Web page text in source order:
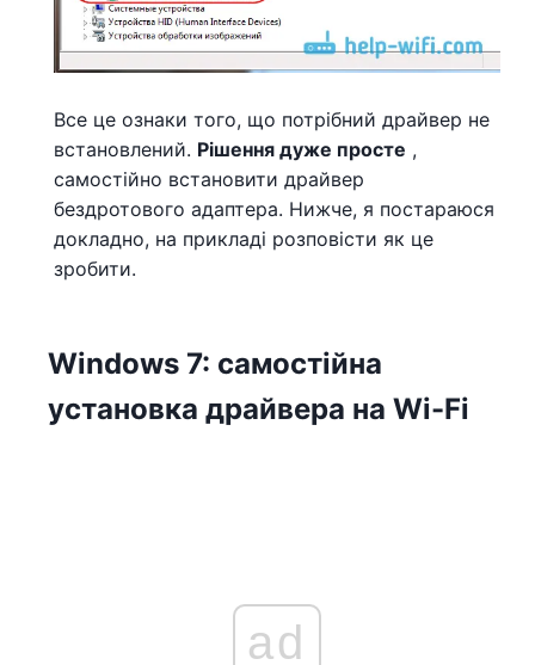
Все це ознаки того, що потрібний драйвер не
встановлений. Рішення дуже просте ,
самостійно встановити драйвер
бездротового адаптера. Нижче, я постараюся
докладно, на прикладі розповісти як це
зробити.
Windows 7: самостійна
установка драйвера на Wi-Fi
ad